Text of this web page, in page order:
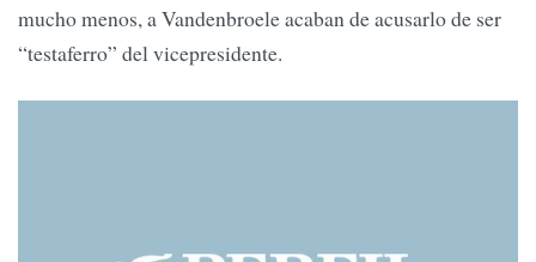
mucho menos, a Vandenbroele acaban de acusarlo de ser
“testaferro” del vicepresidente.